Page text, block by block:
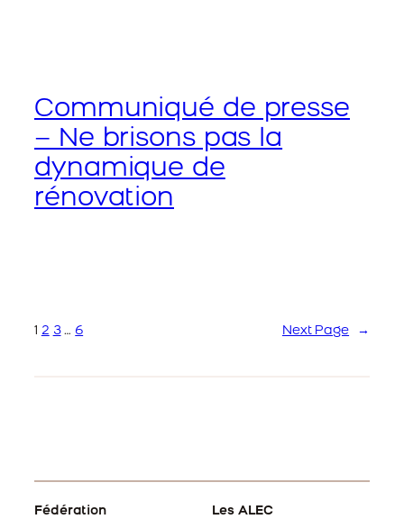
Communiqué de presse
– Ne brisons pas la
dynamique de
rénovation
1 2 3 … 6 Next Page →
Fédération Les ALEC